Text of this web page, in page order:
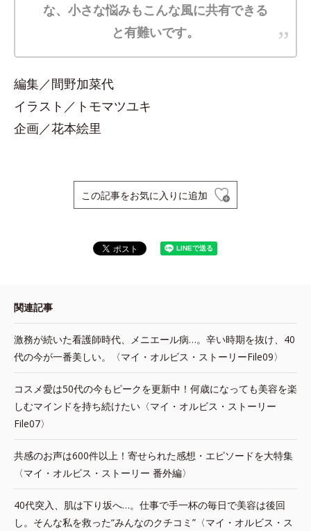
な、小さな悩みもこんな風に共有できる
と有難いです。
編集／間野加菜代
イラスト／トモマツユキ
企画／花本絵里
この記事をお気に入りに追加
関連記事
激務が続いた看護師時代、メニエール病…。辛い時期を抜け、40
代の今が一番美しい。〈マイ・オルビス・ストーリーFile09〉
コスメ愛は50代の今もピークを更新中！何歳になっても美容を楽
しむマインドを持ち続けたい〈マイ・オルビス・ストーリー
File07〉
共感のお声は600件以上！寄せられた感想・エピソードを大特集
〈マイ・オルビス・ストーリー 番外編〉
40代突入、肌は下り坂へ…。仕事で手一杯の毎日で美容は後回
し。そんな私を救った“みんなのクチコミ”〈マイ・オルビス・ス